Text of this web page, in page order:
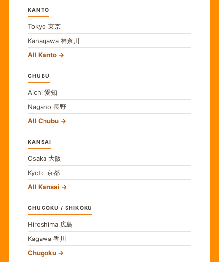
KANTO
Tokyo 東京
Kanagawa 神奈川
All Kanto
CHUBU
Aichi 愛知
Nagano 長野
All Chubu
KANSAI
Osaka 大阪
Kyoto 京都
All Kansai
CHUGOKU / SHIKOKU
Hiroshima 広島
Kagawa 香川
Chugoku